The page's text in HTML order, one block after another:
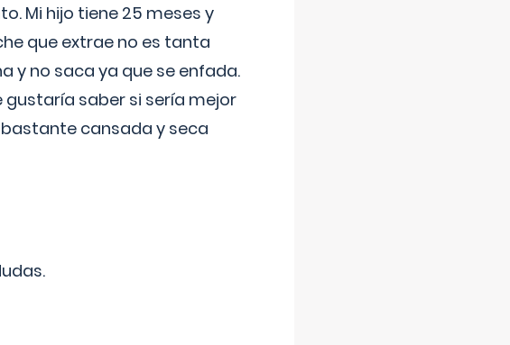
Mi hijo tiene 25 meses y
que extrae no es tanta
y no saca ya que se enfada.
saber si sería mejor
cansada y seca